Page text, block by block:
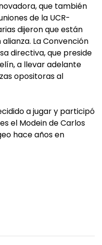
que también
de la UCR-
dijeron que están
La Convención
directiva, que preside
a llevar adelante
opositoras al
a jugar y participó
el Modein de Carlos
hace años en